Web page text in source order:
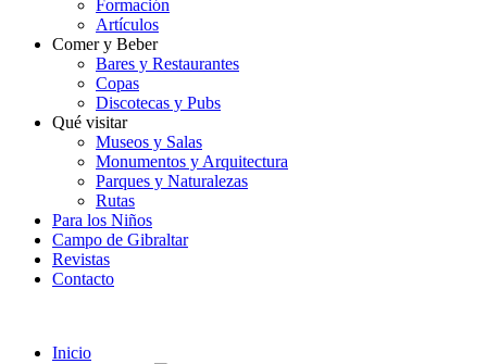
Formación
Artículos
Comer y Beber
Bares y Restaurantes
Copas
Discotecas y Pubs
Qué visitar
Museos y Salas
Monumentos y Arquitectura
Parques y Naturalezas
Rutas
Para los Niños
Campo de Gibraltar
Revistas
Contacto
Inicio